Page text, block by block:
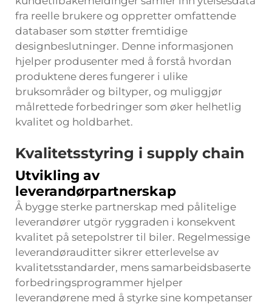
fra reelle brukere og oppretter omfattende
databaser som støtter fremtidige
designbeslutninger. Denne informasjonen
hjelper produsenter med å forstå hvordan
produktene deres fungerer i ulike
bruksområder og biltyper, og muliggjør
målrettede forbedringer som øker helhetlig
kvalitet og holdbarhet.
Kvalitetsstyring i supply chain
Utvikling av
leverandørpartnerskap
Å bygge sterke partnerskap med pålitelige
leverandører utgör ryggraden i konsekvent
kvalitet på setepolstrer til biler. Regelmessige
leverandørauditter sikrer etterlevelse av
kvalitetsstandarder, mens samarbeidsbaserte
forbedringsprogrammer hjelper
leverandørene med å styrke sine kompetanser